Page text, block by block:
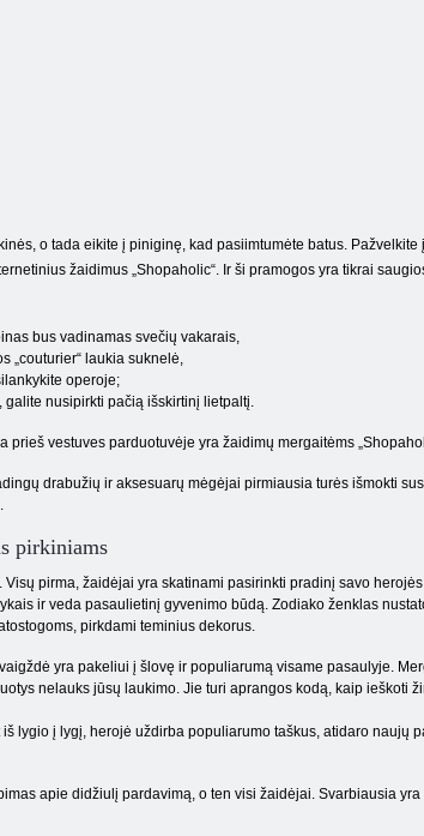
o tada eikite į piniginę, kad pasiimtumėte batus.
žaidimus „Shopaholic“. Ir ši pramogos yra tikrai
bus vadinamas svečių vakarais,
„couturier“ laukia suknelė,
operoje;
nusipirkti pačią išskirtinį lietpaltį.
vestuves parduotuvėje yra žaidimų mergaitėms
drabužių ir aksesuarų mėgėjai pirmiausia turės išmokti
pirkiniams
pirma, žaidėjai yra skatinami pasirinkti pradinį savo
ir veda pasaulietinį gyvenimo būdą. Zodiako ženklas
pirkdami teminius dekorus.
yra pakeliui į šlovę ir populiarumą visame pasaulyje.
nelauks jūsų laukimo. Jie turi aprangos kodą, kaip ieškoti
lygio į lygį, herojė uždirba populiarumo taškus, atidaro naujų
apie didžiulį pardavimą, o ten visi žaidėjai. Svarbiausia